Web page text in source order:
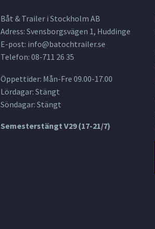
Båt & Trailer i Stockholm AB
Adress: Svensborgsvägen 1, Huddinge
E-post: info@batochtrailer.se
Telefon: 08-711 26 35
Öppettider: Mån-Fre 09.00-17.00
Lördagar: Stängt
Söndagar: Stängt
Semesterstängt V29 (17-21/7)